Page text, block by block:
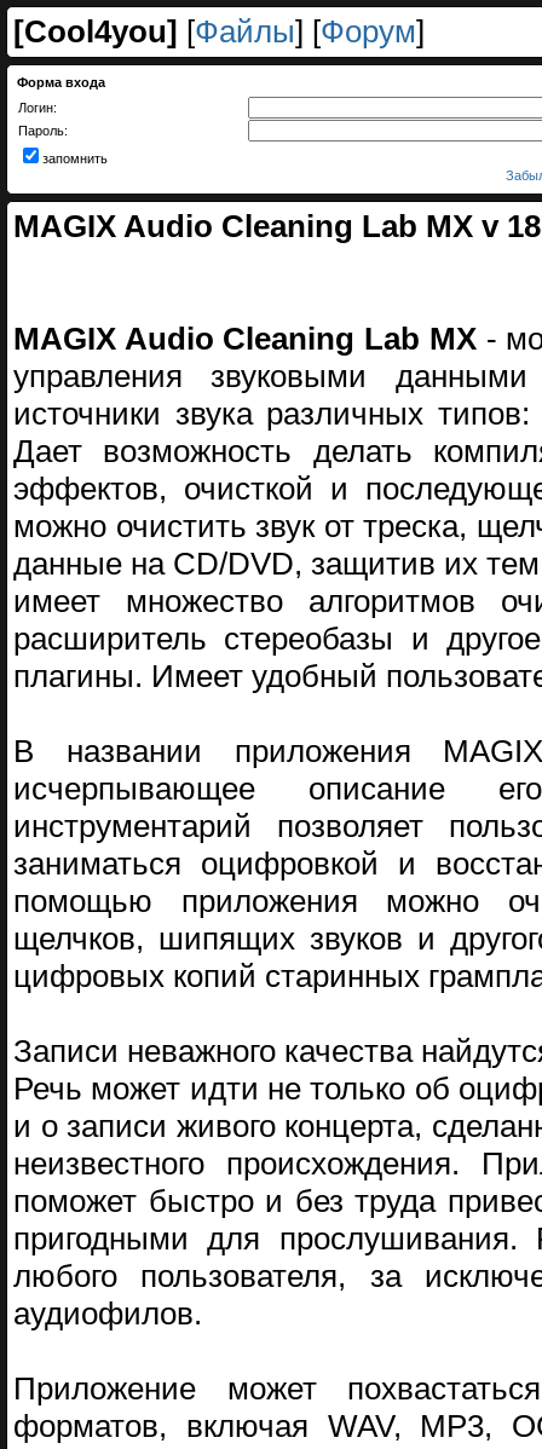
[Cool4you] [Файлы] [Форум]
Форма входа
Логин:
Пароль:
запомнить
MAGIX Audio Cleaning Lab MX v
MAGIX Audio Cleaning Lab MX-
управления звуковыми
источники звука различных
Дает возможность делать
эффектов, очисткой и
можно очистить звук от треска,
данные на CD/DVD, защитив их
имеет множество алгоритмов
расширитель стереобазы и
плагины. Имеет удобный
В названии приложения
исчерпывающее описание
инструментарий позволяет
заниматься оцифровкой и
помощью приложения можно
щелчков, шипящих звуков и
цифровых копий старинных
Записи неважного качества
Речь может идти не только об
и о записи живого концерта,
неизвестного происхождения.
поможет быстро и без труда
пригодными для прослушивания.
любого пользователя, за
аудиофилов.
Приложение может
форматов, включая WAV, MP3,